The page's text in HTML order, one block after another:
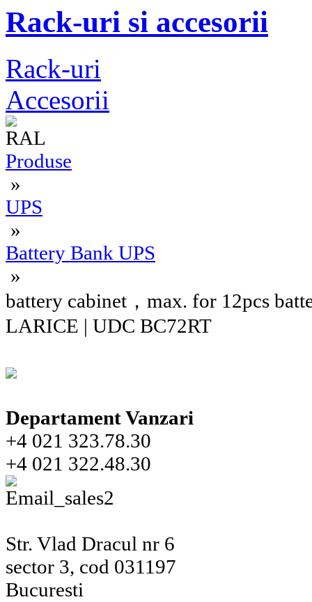
Rack-uri si accesorii
Rack-uri
Accesorii
Produse
»
UPS
»
Battery Bank UPS
»
battery cabinet，max. for 12pcs
LARICE | UDC BC72RT
Departament Vanzari
+4 021 323.78.30
+4 021 322.48.30
Str. Vlad Dracul nr 6
sector 3, cod 031197
Bucuresti